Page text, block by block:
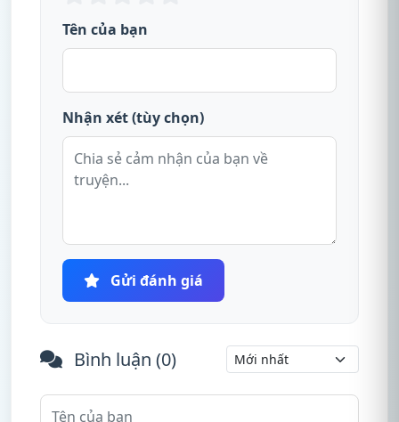
Tên của bạn
Nhận xét (tùy chọn)
Gửi đánh giá
Bình luận (0)